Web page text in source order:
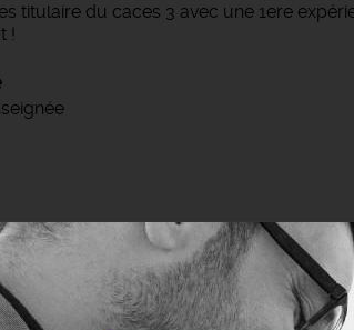
titulaire du caces 3 avec une 1ere
!